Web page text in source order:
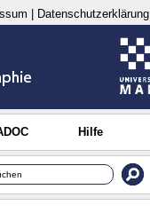
Datenschutzerklärung
Hilfe